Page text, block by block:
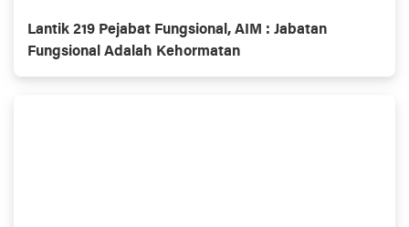
Lantik 219 Pejabat Fungsional, AIM : Jabatan
Fungsional Adalah Kehormatan